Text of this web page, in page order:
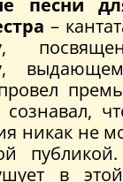
–
никак не
в